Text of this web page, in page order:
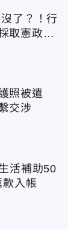
了？！行
取憲政作
照被遣
交涉
活補助50
入帳